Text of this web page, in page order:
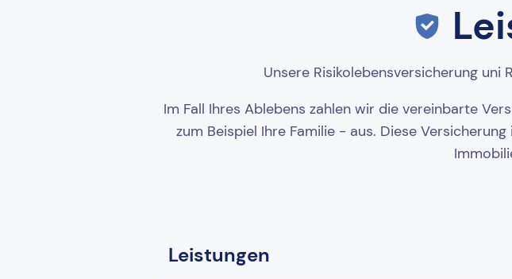
Unsere Risikolebensversicherung uni
Im Fall Ihres Ablebens zahlen wir die vereinbarte
zum Beispiel Ihre Familie - aus. Diese
Leistungen